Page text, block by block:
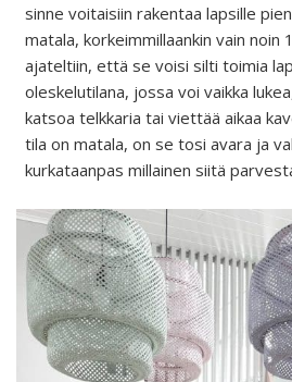
sinne voitaisiin rakentaa lapsille
matala, korkeimmillaankin vain noin
ajateltiin, että se voisi silti toimia
oleskelutilana, jossa voi vaikka
katsoa telkkaria tai viettää aikaa
tila on matala, on se tosi avara ja
kurkataanpas millainen siitä